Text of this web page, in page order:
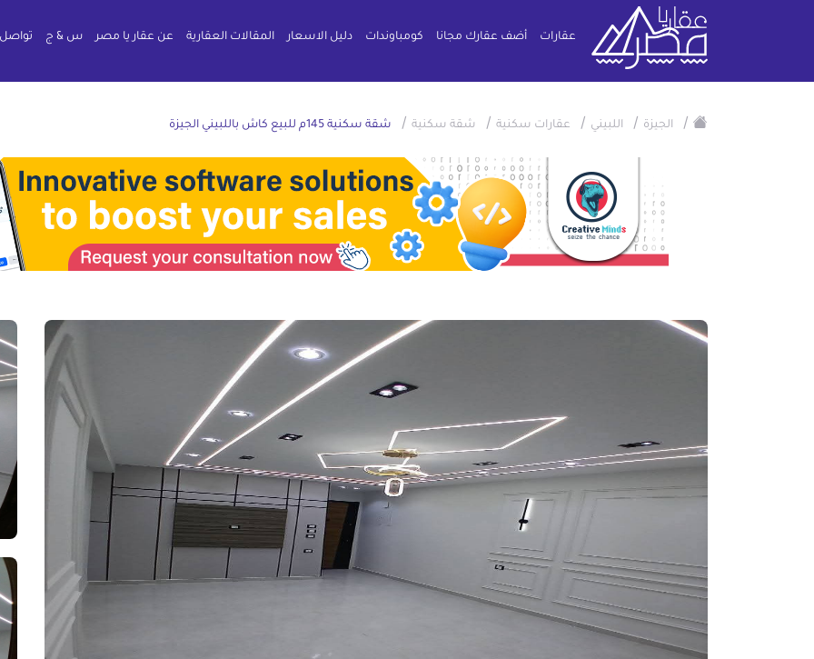
عقارات أضف عقارك مجانا كومباوندات دليل الاسعار المقالات العقارية عن عقار يا مصر س & ج
/ الجيزة / اللبيني / عقارات سكنية / شقة سكنية / شقة سكنية 145م للبيع كاش باللبيني الجيزة